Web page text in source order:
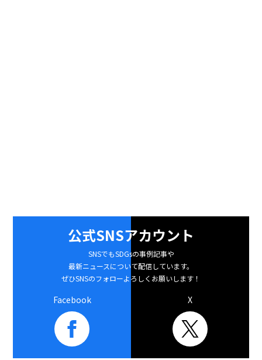
公式SNSアカウント
SNSでもSDGsの事例記事や
最新ニュースについて配信しています。
ぜひSNSのフォローよろしくお願いします！
Facebook X